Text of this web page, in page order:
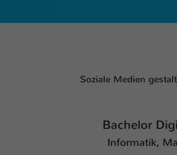
Soziale Medien
Bachelor
Informatik,